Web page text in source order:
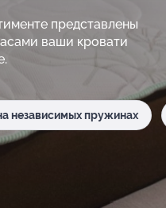
представлены
ваши кровати
независимых пружинах